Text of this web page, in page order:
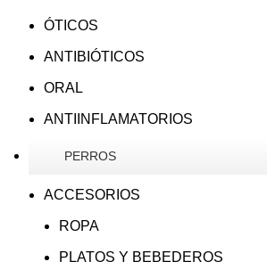
ÓTICOS
ANTIBIÓTICOS
ORAL
ANTIINFLAMATORIOS
PERROS
ACCESORIOS
ROPA
PLATOS Y BEBEDEROS